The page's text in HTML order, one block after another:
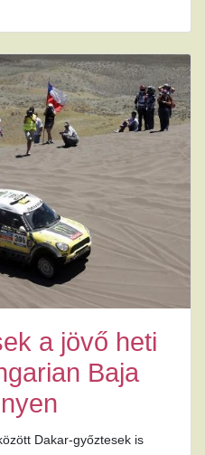
a jövő heti
Baja
Dakar-győztesek is